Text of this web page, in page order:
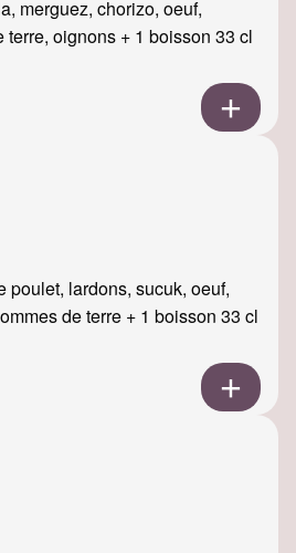
merguez, chorizo, oeuf,
terre, oignons + 1 boisson 33 cl
poulet, lardons, sucuk, oeuf,
de terre + 1 boisson 33 cl